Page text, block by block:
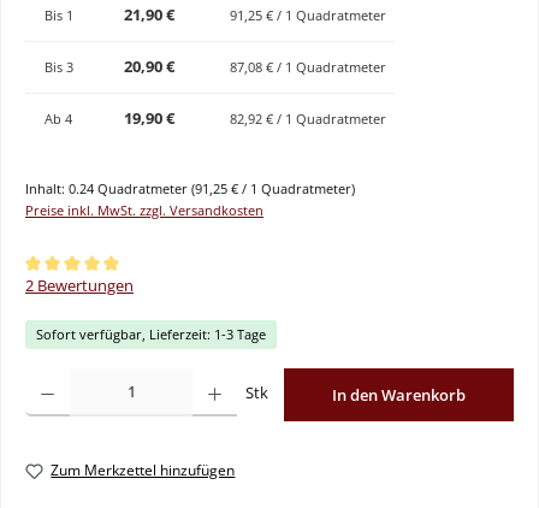
Bis 1 21,90 € 91,25 € / 1 Quadratmeter
Bis 3 20,90 € 87,08 € / 1 Quadratmeter
Ab 4 19,90 € 82,92 € / 1 Quadratmeter
Inhalt: 0.24 Quadratmeter (91,25 € / 1 Quadratmeter)
Preise inkl. MwSt. zzgl. Versandkosten
Durchschnittliche Bewertung von 5 von 5 Sternen
2 Bewertungen
Sofort verfügbar, Lieferzeit: 1-3 Tage
Stk In den Warenkorb
Zum Merkzettel hinzufügen